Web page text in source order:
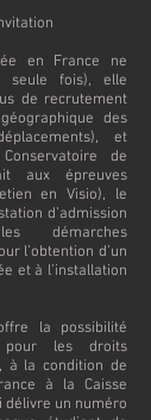
en France ne
seule fois), elle
de recrutement
des
et
de
aux épreuves
en Visio), le
d’admission
démarches
l’obtention d’un
et à l’installation
la possibilité
pour les droits
à la condition de
à la Caisse
délivre un numéro